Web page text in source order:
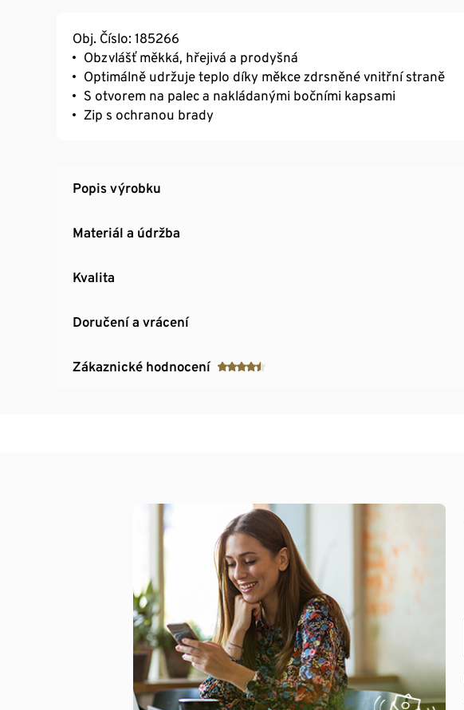
Obj. Číslo: 185266
Obzvlášť měkká, hřejivá a prodyšná
Optimálně udržuje teplo díky měkce zdrsněné vnitřní straně
S otvorem na palec a nakládanými bočními kapsami
Zip s ochranou brady
Popis výrobku
Materiál a údržba
Kvalita
Doručení a vrácení
Zákaznické hodnocení